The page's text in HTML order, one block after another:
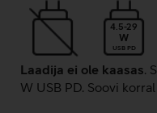
4.5-29
W
USB PD
Laadija ei ole kaasas.
W USB PD. Soovi